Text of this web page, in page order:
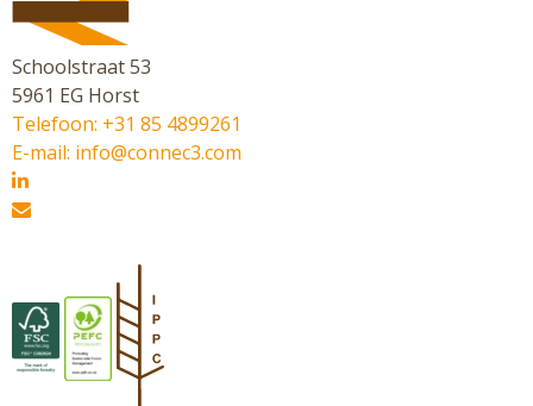
Schoolstraat 53
5961 EG Horst
Telefoon: +31 85 4899261
E-mail: info@connec3.com